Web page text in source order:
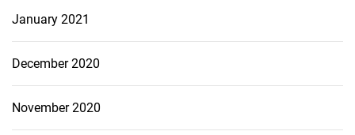
January 2021
December 2020
November 2020